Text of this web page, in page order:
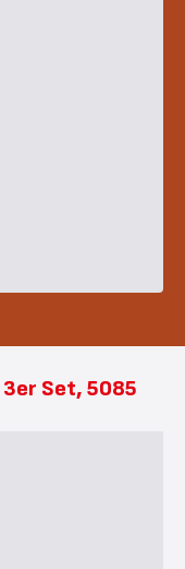
3er Set, 5085